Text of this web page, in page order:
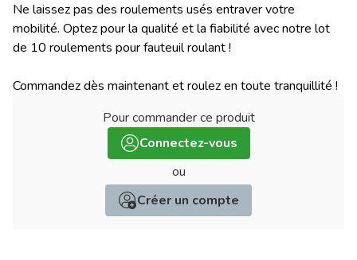
Ne laissez pas des roulements usés entraver votre
mobilité. Optez pour la qualité et la fiabilité avec notre lot
de 10 roulements pour fauteuil roulant !
Commandez dès maintenant et roulez en toute tranquillité !
Pour commander ce produit:
Connectez-vous
ou
Créer un compte